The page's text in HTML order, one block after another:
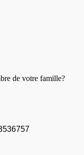
de votre famille?